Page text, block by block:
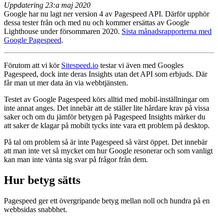
Uppdatering 23:a maj 2020
Google har nu lagt ner version 4 av Pagespeed API. Därför upphör
dessa tester från och med nu och kommer ersättas av Google
Lighthouse under försommaren 2020. Sista månadsrapporterna med
Google Pagespeed.
Förutom att vi kör Sitespeed.io testar vi även med Googles
Pagespeed, dock inte deras Insights utan det API som erbjuds. Där
får man ut mer data än via webbtjänsten.
Testet av Google Pagespeed körs alltid med mobil-inställningar om
inte annat anges. Det innebär att de ställer lite hårdare krav på vissa
saker och om du jämför betygen på Pagespeed Insights märker du
att saker de klagar på mobilt tycks inte vara ett problem på desktop.
På tal om problem så är inte Pagespeed så värst öppet. Det innebär
att man inte vet så mycket om hur Google resonerar och som vanligt
kan man inte vänta sig svar på frågor från dem.
Hur betyg sätts
Pagespeed ger ett övergripande betyg mellan noll och hundra på en
webbsidas snabbhet.